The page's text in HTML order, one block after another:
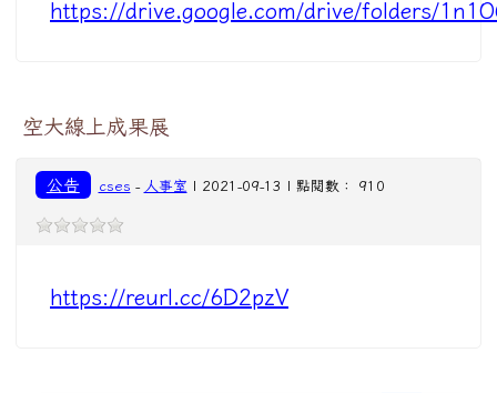
https://drive.google.com/drive/folders/
空大線上成果展
公告 cses - 人事室 | 2021-09-13 | 點閱數： 910
https://reurl.cc/6D2pzV